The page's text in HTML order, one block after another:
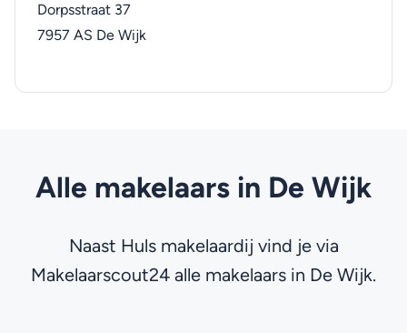
Dorpsstraat 37
7957 AS De Wijk
Alle makelaars in De Wijk
Naast Huls makelaardij vind je via
Makelaarscout24 alle makelaars in De Wijk.